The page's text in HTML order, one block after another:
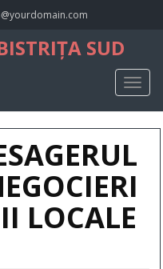
SUD
LOCALE